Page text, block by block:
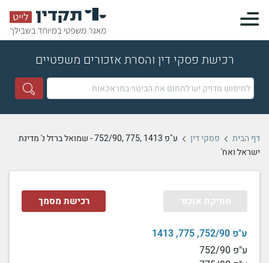
רכישת פסקי דין והסרת אזכורים משפטיים
דף הבית פסקי דין
ע"פ 1413 ,775 ,752/90 - שמואל ברזל נ' מדינת
ישראל ואח'
מחיקת אזכור רכישת מסמך
ע"פ 1413 ,775 ,752/90
ע"פ 752/90